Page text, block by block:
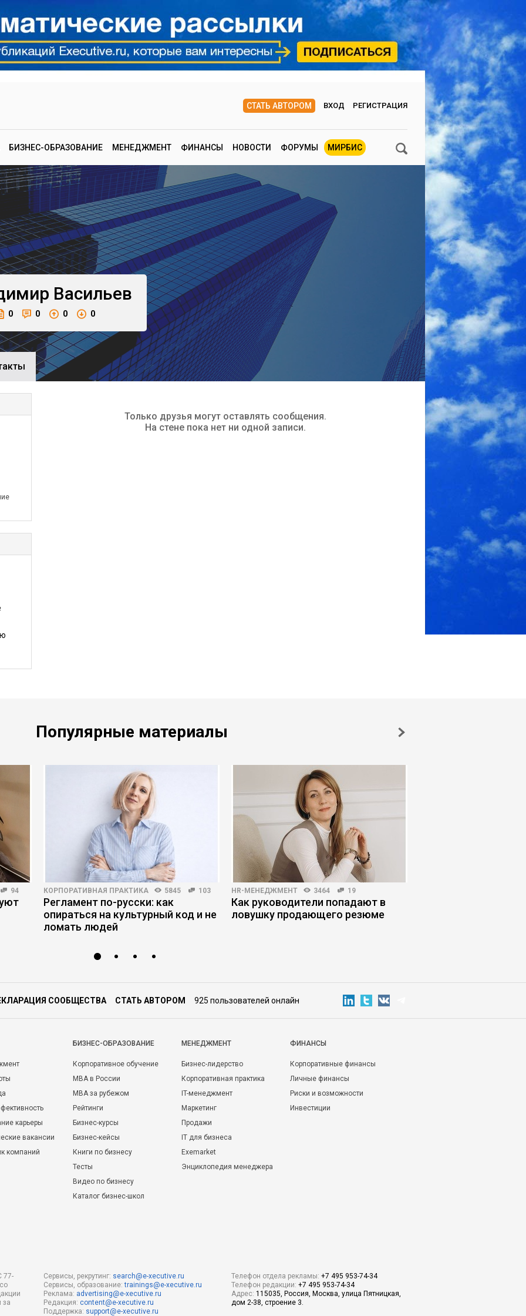
СТАТЬ АВТОРОМ ВХОД РЕГИСТРАЦИЯ
БИЗНЕС-ОБРАЗОВАНИЕ МЕНЕДЖМЕНТ ФИНАНСЫ НОВОСТИ ФОРУМЫ МИРБИС
Васильев
0 0 0 0
Только друзья могут оставлять сообщения.
На стене пока нет ни одной записи.
Популярные материалы
94 КОРПОРАТИВНАЯ ПРАКТИКА 5845 103
Регламент по-русски: как
опираться на культурный код и не
ломать людей
HR-МЕНЕДЖМЕНТ 3464 19
Как руководители попадают в
ловушку продающего резюме
СООБЩЕСТВА СТАТЬ АВТОРОМ 925 пользователей онлайн
карьеры
вакансии
компаний
БИЗНЕС-ОБРАЗОВАНИЕ
Корпоративное обучение
MBA в России
MBA за рубежом
Рейтинги
Бизнес-курсы
Бизнес-кейсы
Книги по бизнесу
Тесты
Видео по бизнесу
Каталог бизнес-школ
МЕНЕДЖМЕНТ
Бизнес-лидерство
Корпоративная практика
IT-менеджмент
Маркетинг
Продажи
IT для бизнеса
Exemarket
Энциклопедия менеджера
ФИНАНСЫ
Корпоративные финансы
Личные финансы
Риски и возможности
Инвестиции
77-
за
Сервисы, рекрутинг: search@e-xecutive.ru
Сервисы, образование:trainings@e-xecutive.ru
Реклама: advertising@e-xecutive.ru
Редакция: content@e-xecutive.ru
Поддержка: support@e-xecutive.ru
Телефон отдела рекламы: +7 495 953-74-34
Телефон редакции: +7 495 953-74-34
Адрес: 115035, Россия, Москва, улица Пятницкая,
дом 2-38, строение 3.